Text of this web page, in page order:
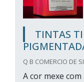
TINTAS
Q B COMERCIO DE
A cor mexe